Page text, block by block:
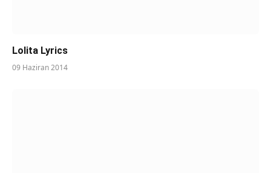
Lolita Lyrics
09 Haziran 2014